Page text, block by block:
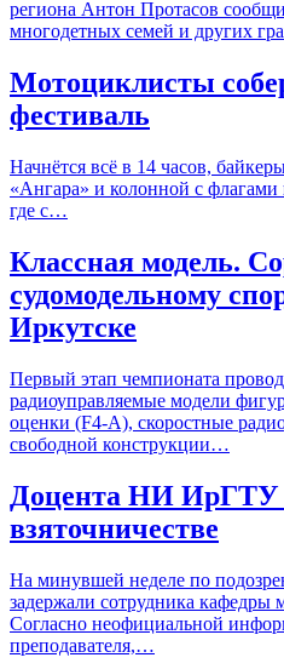
региона Антон Протасов
многодетных семей и других
Мотоциклисты
фестиваль
Начнётся всё в 14 часов,
«Ангара» и колонной с
где с…
Классная модель.
судомодельному
Иркутске
Первый этап чемпионата
радиоуправляемые модели
оценки (F4-A), скоростные
свободной конструкции…
Доцента НИ ИрГТУ
взяточничестве
На минувшей неделе по
задержали сотрудника
Согласно неофициальной
преподавателя,…